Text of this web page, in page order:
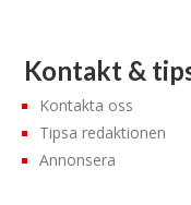
Kontakt &
Kontakta oss
Tipsa redaktionen
Annonsera